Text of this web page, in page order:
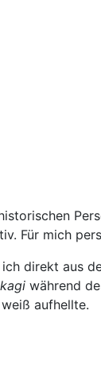
Für mich
direkt aus
während
aufhellte.